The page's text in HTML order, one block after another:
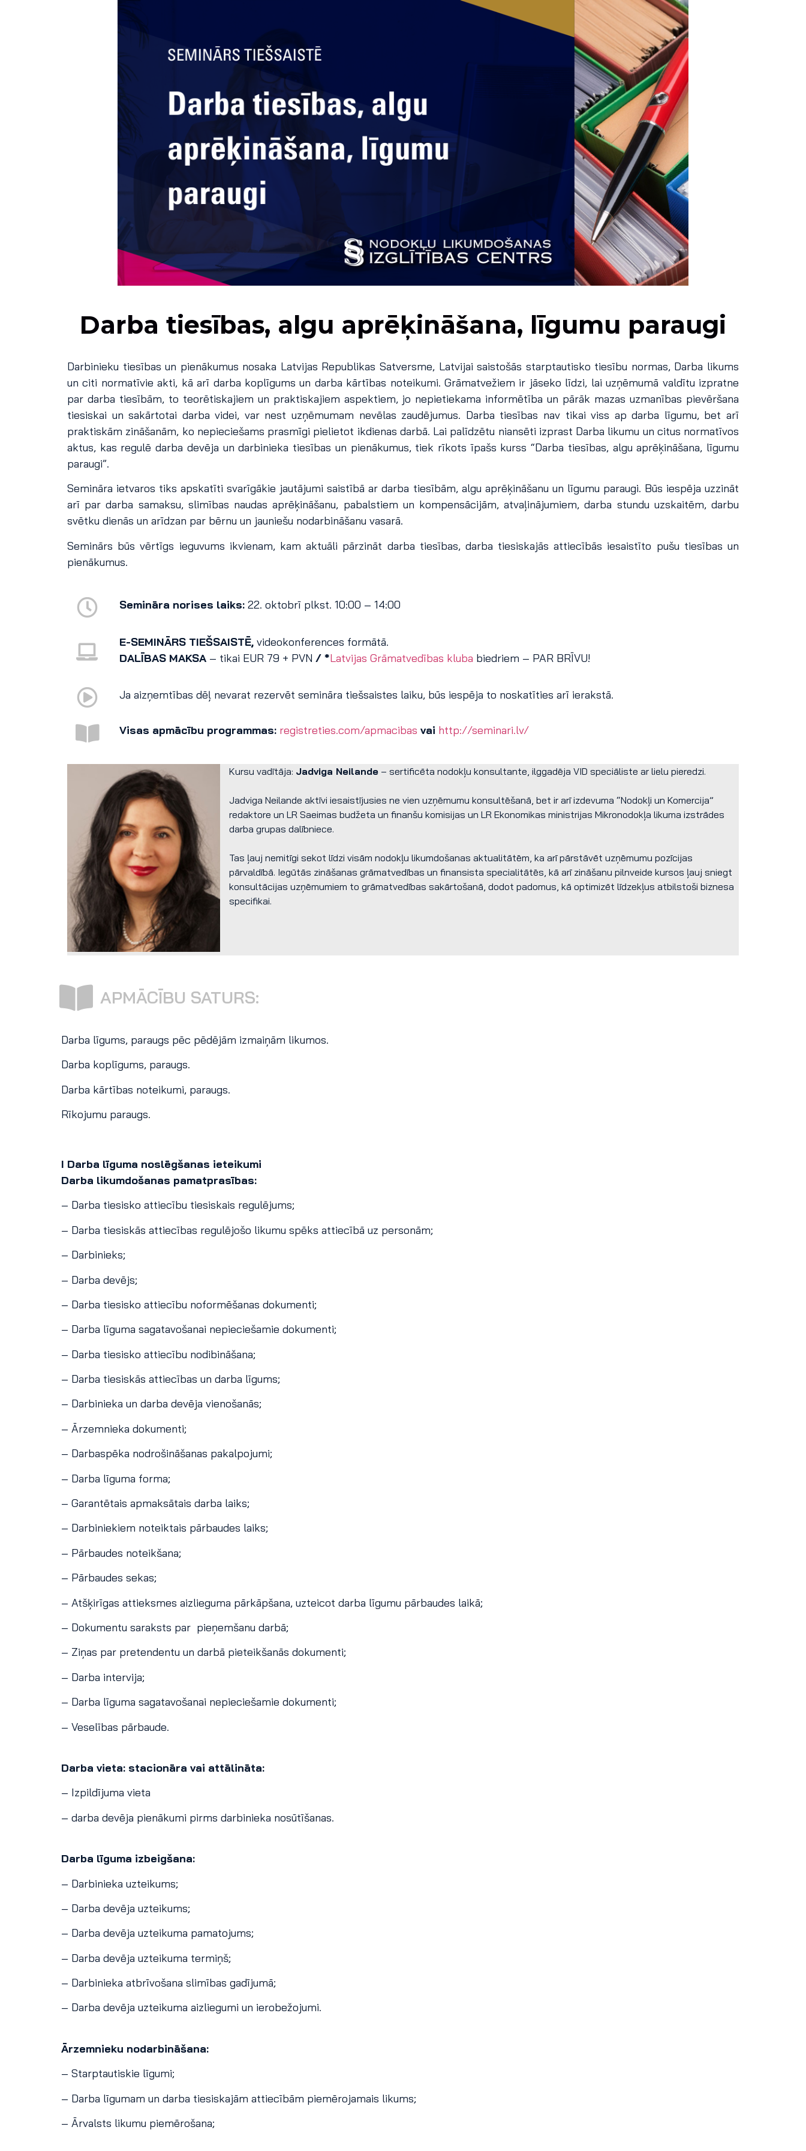
Darba tiesības, algu aprēķināšana, līgumu paraugi
Darbinieku tiesības un pienākumus nosaka Latvijas Republikas Satversme, Latvijai saistošās starptautisko tiesību normas, Darba likums
un citi normatīvie akti, kā arī darba koplīgums un darba kārtības noteikumi. Grāmatvežiem ir jāseko līdzi, lai uzņēmumā valdītu izpratne
par darba tiesībām, to teorētiskajiem un praktiskajiem aspektiem, jo nepietiekama informētība un pārāk mazas uzmanības pievēršana
tiesiskai un sakārtotai darba videi, var nest uzņēmumam nevēlas zaudējumus. Darba tiesības nav tikai viss ap darba līgumu, bet arī
praktiskām zināšanām, ko nepieciešams prasmīgi pielietot ikdienas darbā. Lai palīdzētu niansēti izprast Darba likumu un citus normatīvos
aktus, kas regulē darba devēja un darbinieka tiesības un pienākumus, tiek rīkots īpašs kurss “Darba tiesības, algu aprēķināšana, līgumu
paraugi”.
Semināra ietvaros tiks apskatīti svarīgākie jautājumi saistībā ar darba tiesībām, algu aprēķināšanu un līgumu paraugi. Būs iespēja uzzināt
arī par darba samaksu, slimības naudas aprēķināšanu, pabalstiem un kompensācijām, atvaļinājumiem, darba stundu uzskaitēm, darbu
svētku dienās un arīdzan par bērnu un jauniešu nodarbināšanu vasarā.
Seminārs būs vērtīgs ieguvums ikvienam, kam aktuāli pārzināt darba tiesības, darba tiesiskajās attiecībās iesaistīto pušu tiesības un
pienākumus.
Semināra norises laiks:22. oktobrī plkst. 10:00 – 14:00
E-SEMINĀRS TIEŠSAISTĒ, videokonferences formātā.
DALĪBAS MAKSA– tikai EUR 79 + PVN / *Latvijas Grāmatvedības kluba biedriem – PAR BRĪVU!
Ja aizņemtības dēļ nevarat rezervēt semināra tiešsaistes laiku, būs iespēja to noskatīties arī ierakstā.
Visas apmācību programmas: registreties.com/apmacibas vai http://seminari.lv/
Kursu vadītāja: Jadviga Neilande – sertificēta nodokļu konsultante, ilggadēja VID speciāliste ar lielu pieredzi.
Jadviga Neilande aktīvi iesaistījusies ne vien uzņēmumu konsultēšanā, bet ir arī izdevuma “Nodokļi un Komercija”
redaktore un LR Saeimas budžeta un finanšu komisijas un LR Ekonomikas ministrijas Mikronodokļa likuma izstrādes
darba grupas dalībniece.
Tas ļauj nemitīgi sekot līdzi visām nodokļu likumdošanas aktualitātēm, ka arī pārstāvēt uzņēmumu pozīcijas
pārvaldībā. Iegūtās zināšanas grāmatvedības un finansista specialitātēs, kā arī zināšanu pilnveide kursos ļauj sniegt
konsultācijas uzņēmumiem to grāmatvedības sakārtošanā, dodot padomus, kā optimizēt līdzekļus atbilstoši biznesa
specifikai.
APMĀCĪBU SATURS:
Darba līgums, paraugs pēc pēdējām izmaiņām likumos.
Darba koplīgums, paraugs.
Darba kārtības noteikumi, paraugs.
Rīkojumu paraugs.
I Darba līguma noslēgšanas ieteikumi
Darba likumdošanas pamatprasības:
– Darba tiesisko attiecību tiesiskais regulējums;
– Darba tiesiskās attiecības regulējošo likumu spēks attiecībā uz personām;
– Darbinieks;
– Darba devējs;
– Darba tiesisko attiecību noformēšanas dokumenti;
– Darba līguma sagatavošanai nepieciešamie dokumenti;
– Darba tiesisko attiecību nodibināšana;
– Darba tiesiskās attiecības un darba līgums;
– Darbinieka un darba devēja vienošanās;
– Ārzemnieka dokumenti;
– Darbaspēka nodrošināšanas pakalpojumi;
– Darba līguma forma;
– Garantētais apmaksātais darba laiks;
– Darbiniekiem noteiktais pārbaudes laiks;
– Pārbaudes noteikšana;
– Pārbaudes sekas;
– Atšķirīgas attieksmes aizlieguma pārkāpšana, uzteicot darba līgumu pārbaudes laikā;
– Dokumentu saraksts par pieņemšanu darbā;
– Ziņas par pretendentu un darbā pieteikšanās dokumenti;
– Darba intervija;
– Darba līguma sagatavošanai nepieciešamie dokumenti;
– Veselības pārbaude.
Darba vieta: stacionāra vai attālināta:
– Izpildījuma vieta
– darba devēja pienākumi pirms darbinieka nosūtīšanas.
Darba līguma izbeigšana:
– Darbinieka uzteikums;
– Darba devēja uzteikums;
– Darba devēja uzteikuma pamatojums;
– Darba devēja uzteikuma termiņš;
– Darbinieka atbrīvošana slimības gadījumā;
– Darba devēja uzteikuma aizliegumi un ierobežojumi.
Ārzemnieku nodarbināšana:
– Starptautiskie līgumi;
– Darba līgumam un darba tiesiskajām attiecībām piemērojamais likums;
– Ārvalsts likumu piemērošana;